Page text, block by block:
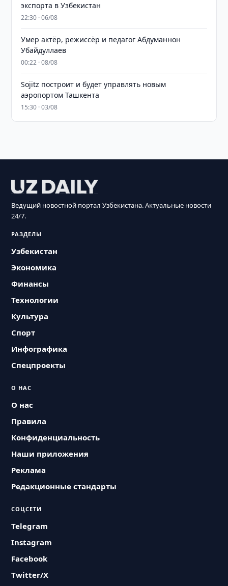
экспорта в Узбекистан
22:30 · 06/08
Умер актёр, режиссёр и педагог Абдуманнон
Убайдуллаев
00:22 · 08/08
Sojitz построит и будет управлять новым
аэропортом Ташкента
15:30 · 03/08
Ведущий новостной портал Узбекистана. Актуальные новости
24/7.
РАЗДЕЛЫ
Узбекистан
Экономика
Финансы
Технологии
Культура
Спорт
Инфографика
Спецпроекты
О НАС
О нас
Правила
Конфиденциальность
Наши приложения
Реклама
Редакционные стандарты
СОЦСЕТИ
Telegram
Instagram
Facebook
Twitter/X